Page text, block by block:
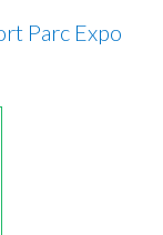
Parc Expo